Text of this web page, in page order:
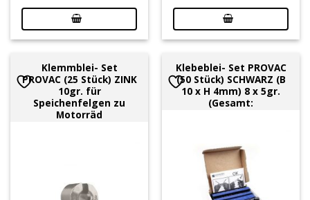
Klemmblei- Set
PROVAC (25 Stück) ZINK
10gr. für
Speichenfelgen zu
Motorräd
Klebeblei- Set PROVAC
(50 Stück) SCHWARZ (B
10 x H 4mm) 8 x 5gr.
(Gesamt: